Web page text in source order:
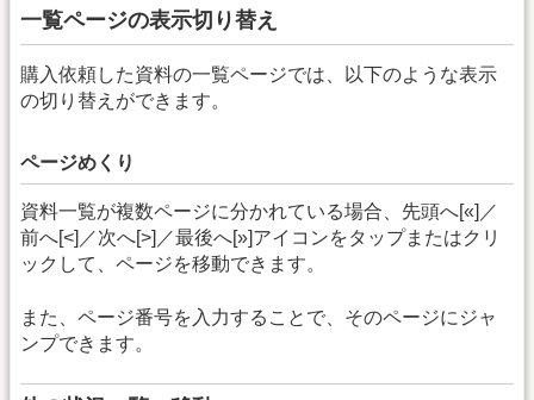
一覧ページの表示切り替え
購入依頼した資料の一覧ページでは、以下のような表示
の切り替えができます。
ページめくり
資料一覧が複数ページに分かれている場合、先頭へ[«]／
前へ[<]／次へ[>]／最後へ[»]アイコンをタップまたはクリ
ックして、ページを移動できます。
また、ページ番号を入力することで、そのページにジャ
ンプできます。